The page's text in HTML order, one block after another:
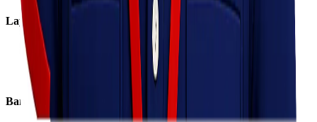
Layanan
Express
Regular
Eco
Bantuan